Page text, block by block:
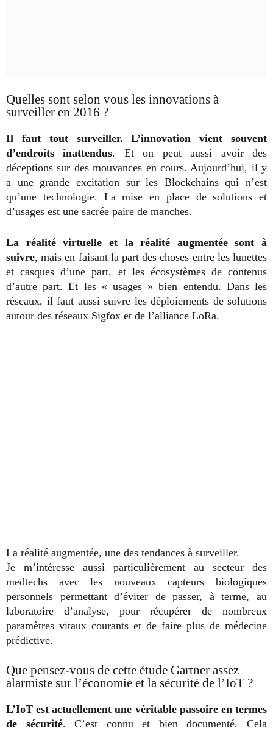
Quelles sont selon vous les innovations à
surveiller en 2016 ?
Il faut tout surveiller. L’innovation vient souvent
d’endroits inattendus. Et on peut aussi avoir des
déceptions sur des mouvances en cours. Aujourd’hui, il y
a une grande excitation sur les Blockchains qui n’est
qu’une technologie. La mise en place de solutions et
d’usages est une sacrée paire de manches.
La réalité virtuelle et la réalité augmentée sont à
suivre, mais en faisant la part des choses entre les lunettes
et casques d’une part, et les écosystèmes de contenus
d’autre part. Et les « usages » bien entendu. Dans les
réseaux, il faut aussi suivre les déploiements de solutions
autour des réseaux Sigfox et de l’alliance LoRa.
La réalité augmentée, une des tendances à surveiller.
Je m’intéresse aussi particulièrement au secteur des
medtechs avec les nouveaux capteurs biologiques
personnels permettant d’éviter de passer, à terme, au
laboratoire d’analyse, pour récupérer de nombreux
paramètres vitaux courants et de faire plus de médecine
prédictive.
Que pensez-vous de cette étude Gartner assez
alarmiste sur l’économie et la sécurité de l’IoT ?
L’IoT est actuellement une véritable passoire en termes
de sécurité. C’est connu et bien documenté. Cela